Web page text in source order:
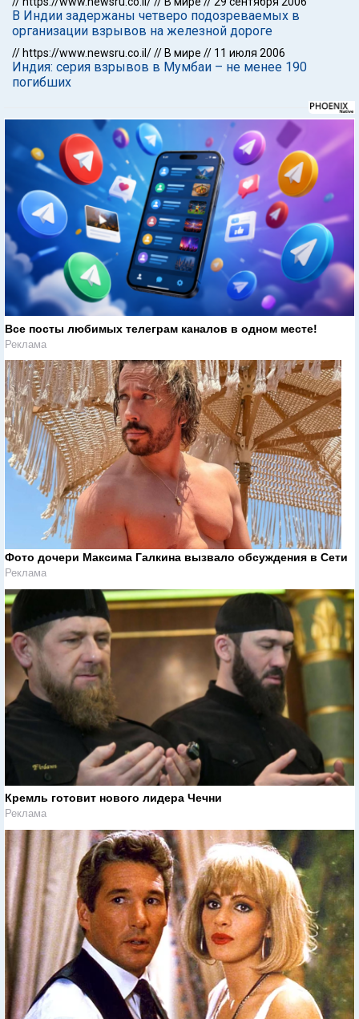
В Индии задержаны четверо подозреваемых в
организации взрывов на железной дороге
// https://www.newsru.co.il/// В мире // 11 июля 2006
Индия: серия взрывов в Мумбаи – не менее 190
погибших
Все посты любимых телеграм каналов в одном месте!
Реклама
Фото дочери Максима Галкина вызвало обсуждения в Сети
Реклама
Кремль готовит нового лидера Чечни
Реклама